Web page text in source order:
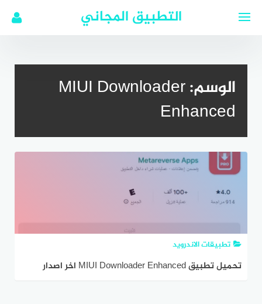
التطبيق المجاني
الوسم:MIUI Downloader
Enhanced
تطبيقات الاندرويد
تحميل تطبيق MIUI Downloader Enhanced اخر اصدار